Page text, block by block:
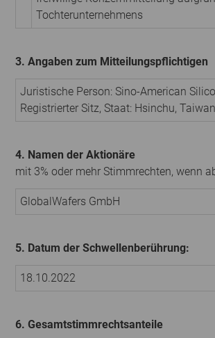
Tochterunternehmens
3. Angaben zum Mitteilungspflichtigen
Juristische Person: Sino-American
Registrierter Sitz, Staat: Hsinchu, Taiwan
4. Namen der Aktionäre
mit 3% oder mehr Stimmrechten, wenn
GlobalWafers GmbH
5. Datum der Schwellenberührung:
18.10.2022
6. Gesamtstimmrechtsanteile